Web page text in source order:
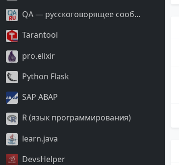
QA — русскоговорящее сооб...
Tarantool
pro.elixir
Python Flask
SAP ABAP
R (язык программирования)
learn.java
DevsHelper